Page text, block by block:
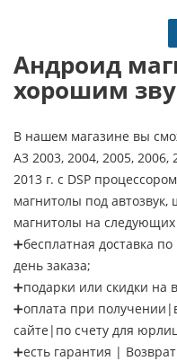
Андроид
хорошим
В нашем магазине вы
А3 2003, 2004, 2005, 2006,
2013 г. с DSP
магнитолы под
магнитолы на следующих
➕бесплатная доставка
день заказа;
➕подарки или скидки на
➕оплата при
сайте|по счету для
➕есть гарантия |